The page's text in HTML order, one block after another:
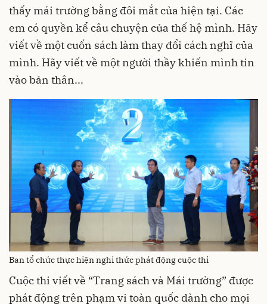
thấy mái trường bằng đôi mắt của hiện tại. Các
em có quyền kể câu chuyện của thế hệ mình. Hãy
viết về một cuốn sách làm thay đổi cách nghĩ của
mình. Hãy viết về một người thầy khiến mình tin
vào bản thân...
Ban tổ chức thực hiện nghi thức phát động cuộc thi
Cuộc thi viết về “Trang sách và Mái trường” được
phát động trên phạm vi toàn quốc dành cho mọi